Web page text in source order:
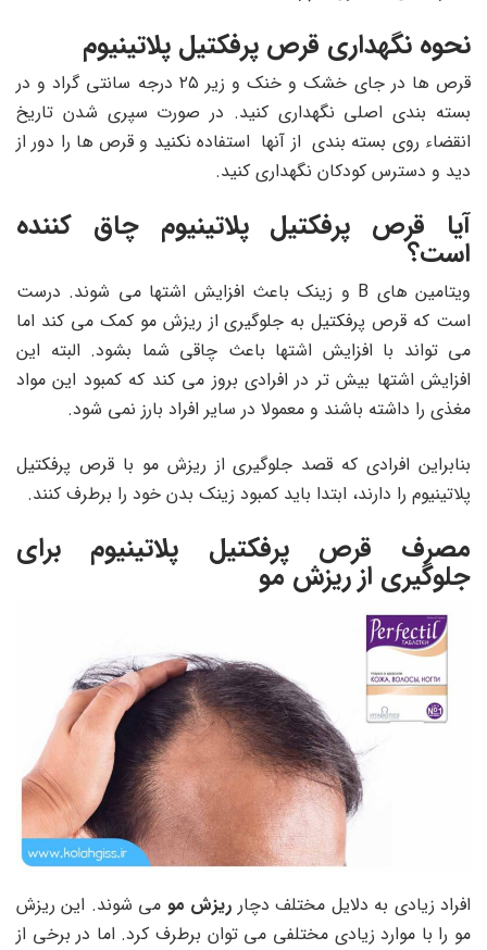
نحوه نگهداری قرص پرفکتیل پلاتینیوم
قرص ها در جای خشک و خنک و زیر ۲۵ درجه سانتی گراد و در
بسته بندی اصلی نگهداری کنید. در صورت سپری شدن تاریخ
انقضاء روی بسته بندی از آنها استفاده نکنید و قرص ها را دور از
دید و دسترس کودکان نگهداری کنید.
آیا قرص پرفکتیل پلاتینیوم چاق کننده
است؟
ویتامین های B و زینک باعث افزایش اشتها می شوند. درست
است که قرص پرفکتیل به جلوگیری از ریزش مو کمک می کند اما
می تواند با افزایش اشتها باعث چاقی شما بشود. البته این
افزایش اشتها بیش تر در افرادی بروز می کند که کمبود این مواد
مغذی را داشته باشند و معمولا در سایر افراد بارز نمی شود.
بنابراین افرادی که قصد جلوگیری از ریزش مو با قرص پرفکتیل
پلاتینیوم را دارند، ابتدا باید کمبود زینک بدن خود را برطرف کنند.
مصرف قرص پرفکتیل پلاتینیوم برای
جلوگیری از ریزش مو
افراد زیادی به دلایل مختلف دچار ریزش مو می شوند. این ریزش
مو را با موارد زیادی مختلفی می توان برطرف کرد. اما در برخی از